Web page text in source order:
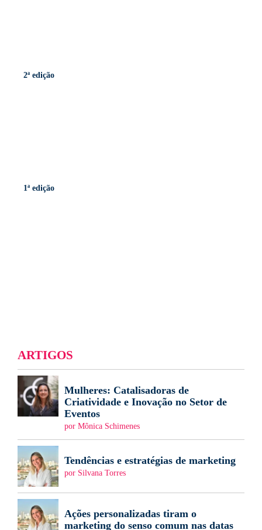
2ª edição
1ª edição
ARTIGOS
Mulheres: Catalisadoras de
Criatividade e Inovação no Setor de
Eventos
por Mônica Schimenes
Tendências e estratégias de marketing
por Silvana Torres
Ações personalizadas tiram o
marketing do senso comum nas datas